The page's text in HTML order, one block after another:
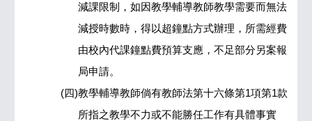
減課限制，如因教學輔導教師教學需要而無法
減授時數時，得以超鐘點方式辦理，所需經費
由校內代課鐘點費預算支應，不足部分另案報
局申請。
(四)教學輔導教師倘有教師法第十六條第1項第1款
所指之教學不力或不能勝任工作有具體事實